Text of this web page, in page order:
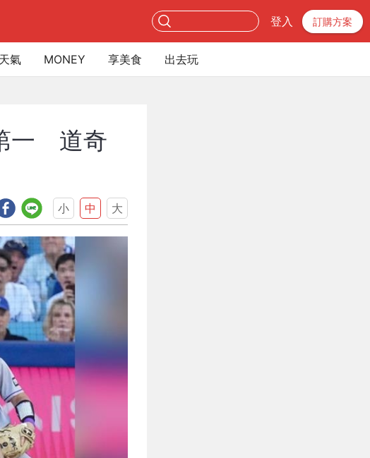
登入 訂購方案
氣 MONEY 享美食 出去玩
一 道奇
小 中 大